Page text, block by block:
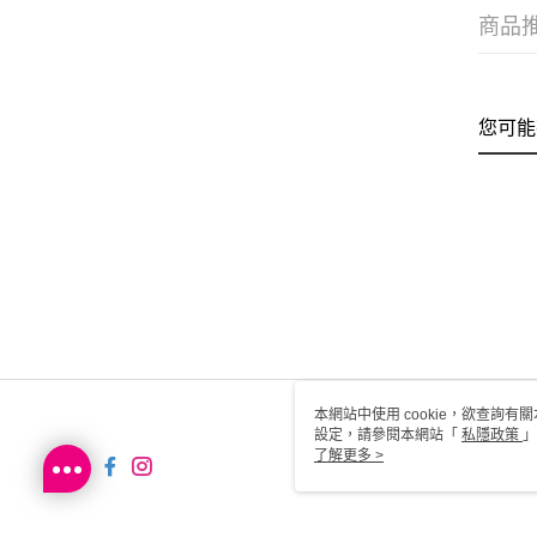
商品
您可
本網站中使用 cookie，欲查詢有
設定，請參閱本網站「 私隱政策
用 cookie。
了解更多 >